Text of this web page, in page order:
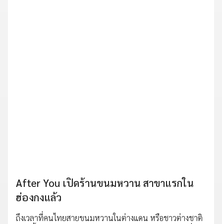
After You เปิดร้านขนมหวาน สาขาแรกใน
ฮ่องกงแล้ว
ถึงเวลาที่คนไทยสายขนมหวานในต่างแดน หรือชาวต่างชาติ